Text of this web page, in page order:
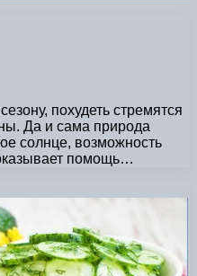
похудеть стремятся
Да и сама природа
солнце, возможность
помощь…